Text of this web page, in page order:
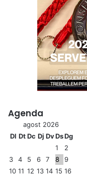
Agenda
agost 2026
Dl DtDc Dj DvDsDg
1
2
3
4 5 6 7 8
9
10 11 12 13 14 15 16